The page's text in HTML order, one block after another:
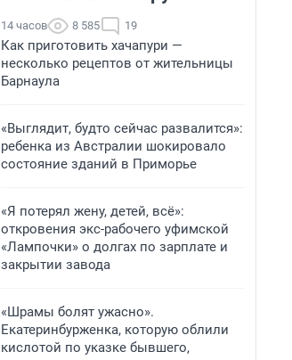
14 часов 8 585 19
Как приготовить хачапури —
несколько рецептов от жительницы
Барнаула
«Выглядит, будто сейчас развалится»:
ребенка из Австралии шокировало
состояние зданий в Приморье
«Я потерял жену, детей, всё»:
откровения экс-рабочего уфимской
«Лампочки» о долгах по зарплате и
закрытии завода
«Шрамы болят ужасно».
Екатеринбурженка, которую облили
кислотой по указке бывшего,